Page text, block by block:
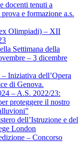
docenti tenuti a
e formazione a.s.
Olimpiadi) – XII
Settimana della
– 3 dicembre
Iniziativa dell’Opera
di Genova.
– A.S. 2022/23:
proteggere il nostro
dell’Istruzione e del
London
– Concorso